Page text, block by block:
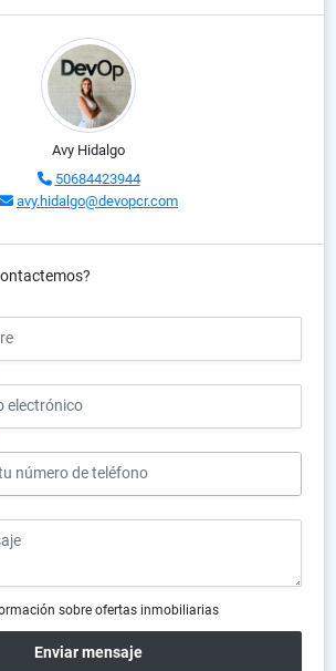
Avy Hidalgo
50684423944
avy.hidalgo@devopcr.com
sobre ofertas inmobiliarias
Enviar mensaje